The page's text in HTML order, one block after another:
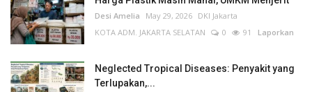
Desi Amelia May 29, 2026 DKI Jakarta
KOTA ADM. JAKARTA SELATAN
0 91 Laporkan
Neglected Tropical Diseases: Penyakit yang
Terlupakan,...